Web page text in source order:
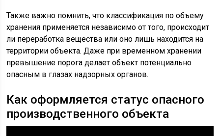
Также важно помнить, что классификация по объему
хранения применяется независимо от того, происходит
ли переработка вещества или оно лишь находится на
территории объекта. Даже при временном хранении
превышение порога делает объект потенциально
опасным в глазах надзорных органов.
Как оформляется статус опасного
производственного объекта